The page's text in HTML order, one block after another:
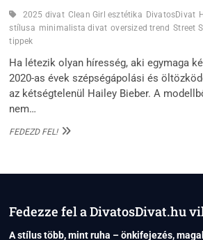
2025 divat Clean Girl esztétika DivatosDivat
stílusa minimalista divat oversized trend Street
tippek
Ha létezik olyan híresség, aki egymaga
2020-as évek szépségápolási és
az kétségtelenül Hailey Bieber. A
nem…
FEDEZD FEL!HAILEY
VILÁGOT
A
Fedezze fel a DivatosDivat.hu
A stílus több, mint ruha – önkifejezés,